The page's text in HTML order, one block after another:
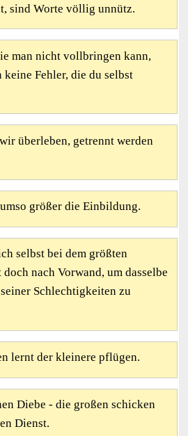
sind Worte völlig unnütz.
man nicht vollbringen kann,
keine Fehler, die du selbst
überleben, getrennt werden
größer die Einbildung.
selbst bei dem größten
nach Vorwand, um dasselbe
Schlechtigkeiten zu
lernt der kleinere pflügen.
Diebe - die großen schicken
Dienst.